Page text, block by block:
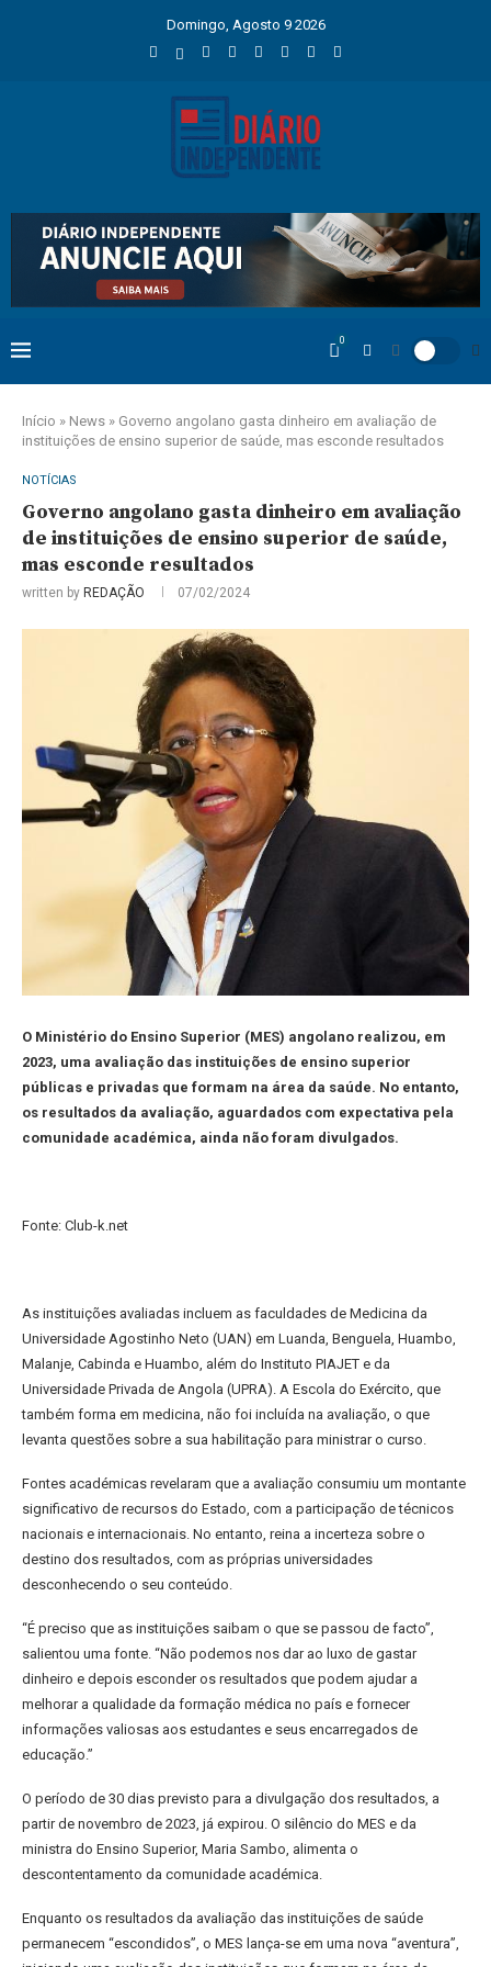
Domingo, Agosto 9 2026
0
Início » News » Governo angolano gasta dinheiro em avaliação de
instituições de ensino superior de saúde, mas esconde resultados
NOTÍCIAS
Governo angolano gasta dinheiro em avaliação
de instituições de ensino superior de saúde,
mas esconde resultados
written by REDAÇÃO 07/02/2024
O Ministério do Ensino Superior (MES) angolano realizou, em
2023, uma avaliação das instituições de ensino superior
públicas e privadas que formam na área da saúde. No entanto,
os resultados da avaliação, aguardados com expectativa pela
comunidade académica, ainda não foram divulgados.
Fonte: Club-k.net
As instituições avaliadas incluem as faculdades de Medicina da
Universidade Agostinho Neto (UAN) em Luanda, Benguela, Huambo,
Malanje, Cabinda e Huambo, além do Instituto PIAJET e da
Universidade Privada de Angola (UPRA). A Escola do Exército, que
também forma em medicina, não foi incluída na avaliação, o que
levanta questões sobre a sua habilitação para ministrar o curso.
Fontes académicas revelaram que a avaliação consumiu um montante
significativo de recursos do Estado, com a participação de técnicos
nacionais e internacionais. No entanto, reina a incerteza sobre o
destino dos resultados, com as próprias universidades
desconhecendo o seu conteúdo.
“É preciso que as instituições saibam o que se passou de facto”,
salientou uma fonte. “Não podemos nos dar ao luxo de gastar
dinheiro e depois esconder os resultados que podem ajudar a
melhorar a qualidade da formação médica no país e fornecer
informações valiosas aos estudantes e seus encarregados de
educação.”
O período de 30 dias previsto para a divulgação dos resultados, a
partir de novembro de 2023, já expirou. O silêncio do MES e da
ministra do Ensino Superior, Maria Sambo, alimenta o
descontentamento da comunidade académica.
Enquanto os resultados da avaliação das instituições de saúde
permanecem “escondidos”, o MES lança-se em uma nova “aventura”,